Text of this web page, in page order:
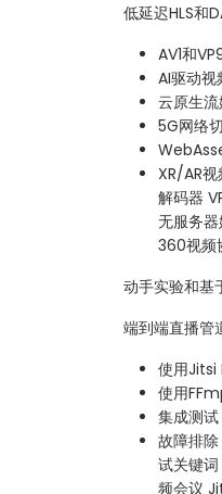
低延迟HLS和
AV1和
AI驱动
云原生
5G网络
XR/AR
解码器
无服务
360视频
动手实验和基
端到端直播
使用Jitsi
使用
集成测
故障排
试关键
频会议